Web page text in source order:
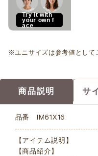
Try it with
your own f
ace
※ユニサイズは参考値として
商品説明 サ
品番 IM61X16
【アイテム説明】
【商品紹介】